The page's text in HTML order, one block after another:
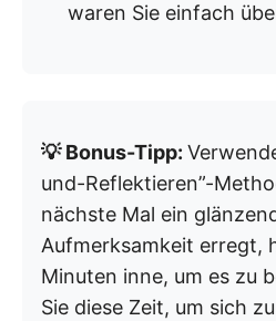
waren Sie einfach
💡 Bonus-Tipp:
und-Reflektieren”-
nächste Mal ein
Aufmerksamkeit erregt,
Minuten inne, um es zu
Sie diese Zeit, um sich